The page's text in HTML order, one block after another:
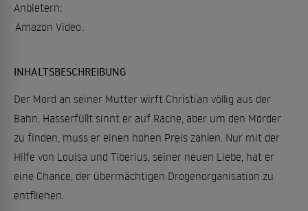
Anbietern:
Amazon Video .
INHALTSBESCHREIBUNG
Der Mord an seiner Mutter wirft Christian völlig aus der
Bahn. Hasserfüllt sinnt er auf Rache, aber um den Mörder
zu finden, muss er einen hohen Preis zahlen. Nur mit der
Hilfe von Louisa und Tiberius, seiner neuen Liebe, hat er
eine Chance, der übermächtigen Drogenorganisation zu
entfliehen.